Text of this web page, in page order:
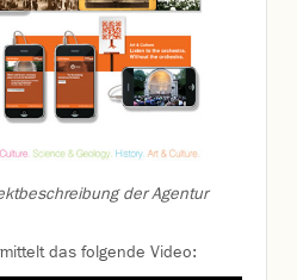
der Agentur
das folgende Video: